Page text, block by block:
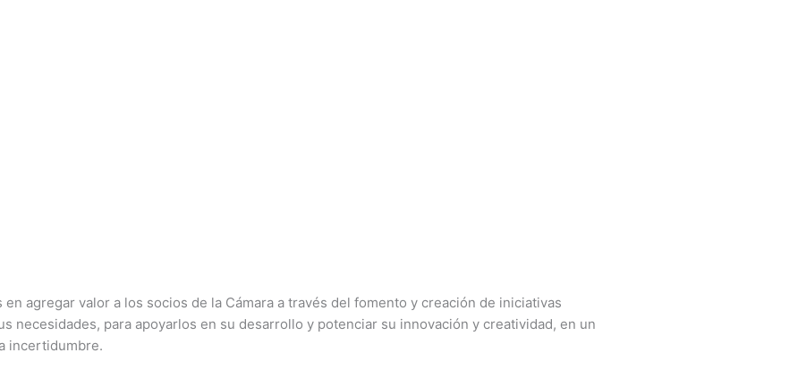
en agregar valor a los socios de la Cámara a través del fomento y creación de iniciativas
necesidades, para apoyarlos en su desarrollo y potenciar su innovación y creatividad, en un
incertidumbre.